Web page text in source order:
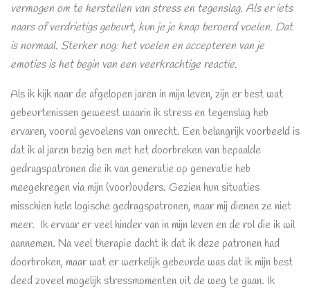
vermogen om te herstellen van stress en tegenslag. Als er iets
naars of verdrietigs gebeurt, kun je je knap beroerd voelen. Dat
is normaal. Sterker nog: het voelen en accepteren van je
emoties is het begin van een veerkrachtige reactie.
Als ik kijk naar de afgelopen jaren in mijn leven, zijn er best wat
gebeurtenissen geweest waarin ik stress en tegenslag heb
ervaren, vooral gevoelens van onrecht. Een belangrijk voorbeeld is
dat ik al jaren bezig ben met het doorbreken van bepaalde
gedragspatronen die ik van generatie op generatie heb
meegekregen via mijn (voor)ouders. Gezien hun situaties
misschien hele logische gedragspatronen, maar mij dienen ze niet
meer. Ik ervaar er veel hinder van in mijn leven en de rol die ik wil
aannemen. Na veel therapie dacht ik dat ik deze patronen had
doorbroken, maar wat er werkelijk gebeurde was dat ik mijn best
deed zoveel mogelijk stressmomenten uit de weg te gaan. Ik